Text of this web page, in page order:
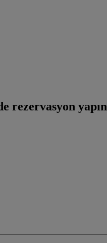
rezervasyon yapın